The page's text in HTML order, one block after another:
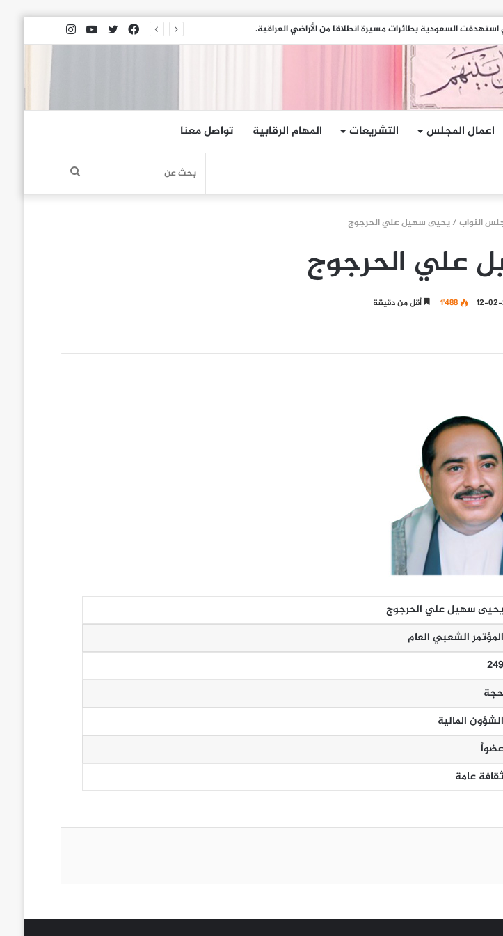
السعودية بطائرات مسيرة انطلاقا من الأراضي العراقية. انستقراميوتيوبتويتر
فيسبوك
اعمال المجلس التشريعات المهام الرقابية تواصل معنا
بحث
النواب/ يحيى سهيل علي الحرجوج
علي الحرجوج
1٬488 أقل من دقيقة
يحيى سهيل علي الحرجوج
المؤتمر الشعبي العام
249
حجة
الشؤون المالية
عضواً
ثقافة عامة